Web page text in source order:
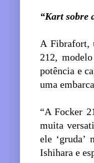
“Kart sobre
A Fibrafort,
212,
potência e
uma
“A Focker
muita
ele ‘gruda’
Ishihara e